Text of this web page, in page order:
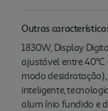
Outras
1830W, Display
ajustável entre 40°C
modo
inteligente,
alum ínio fundido e